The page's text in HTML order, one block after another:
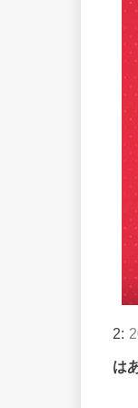
2:
は